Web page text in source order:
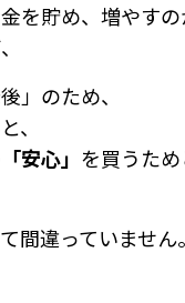
を貯め、増やすの
」のため、
、
「安心」 を買うた
間違っていません。